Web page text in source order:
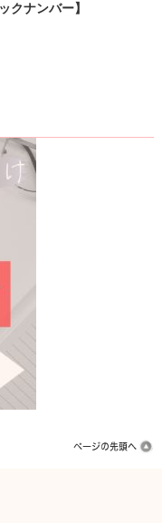
クナンバー】